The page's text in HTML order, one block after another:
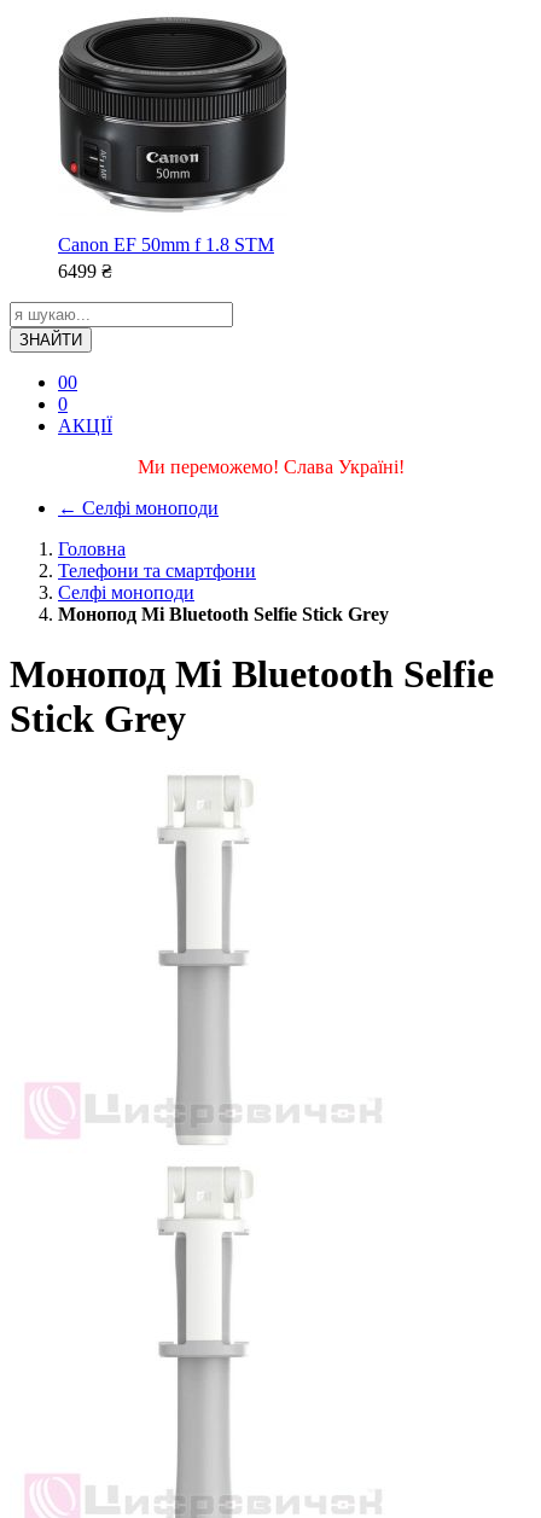
Canon EF 50mm f 1.8 STM
6499 ₴
ЗНАЙТИ
00
0
АКЦІЇ
Ми переможемо! Слава Україні!
← Селфі моноподи
Головна
Телефони та смартфони
Селфі моноподи
Монопод Mi Bluetooth Selfie Stick Grey
Монопод Mi Bluetooth Selfie
Stick Grey